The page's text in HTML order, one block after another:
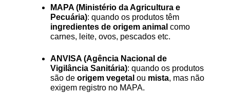
MAPA (Ministério da Agricultura e
Pecuária)
ingredientes de origem animal como
carnes, leite, ovos, pescados etc.
ANVISA (Agência Nacional de
Vigilância Sanitária): quando os produtos
são de origem vegetal ou mista, mas não
exigem registro no MAPA.